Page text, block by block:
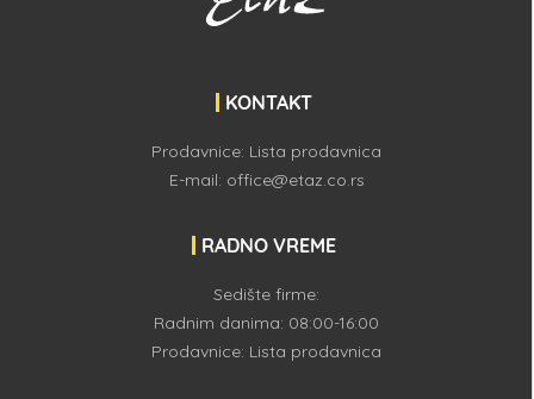
KONTAKT
Prodavnice: Lista prodavnica
E-mail: office@etaz.co.rs
RADNO VREME
Sedište firme:
Radnim danima: 08:00-16:00
Prodavnice: Lista prodavnica